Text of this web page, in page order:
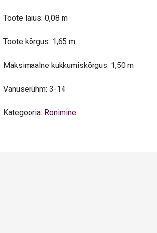
Toote laius: 0,08 m
Toote kõrgus: 1,65 m
Maksimaalne kukkumiskõrgus: 1,50 m
Vanuserühm: 3-14
Kategooria: Ronimine